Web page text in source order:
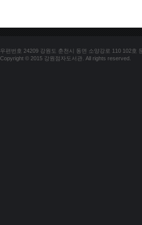
우편번호 24209 강원도 춘천시 동면 소양강로 110 102호
Copyright © 2015 강원점자도서관. All rights reserved.